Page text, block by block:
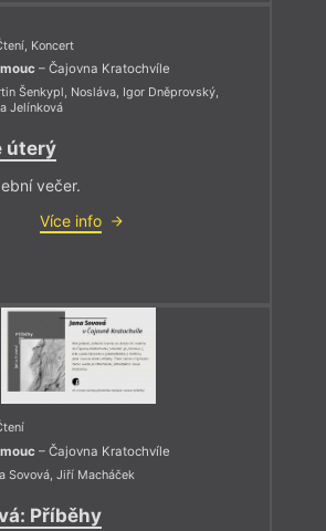
Koncert
– Čajovna Kratochvíle
Šenkypl , Nosláva, Igor Dněprovský,
Jelínková
úterý
večer.
Více info
– Čajovna Kratochvíle
Sovová, Jiří Macháček
Příběhy